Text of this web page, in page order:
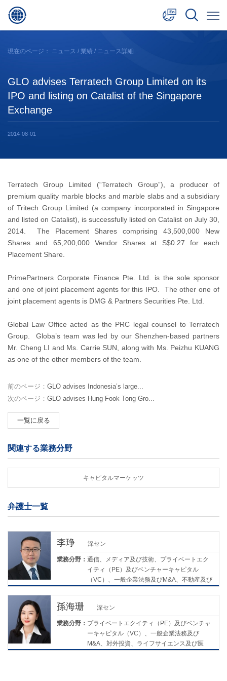
日本語
現在のページ： ニュース / 業績 / ニュース詳細
GLO advises Terratech Group Limited on its
IPO and listing on Catalist of the Singapore
Exchange
2014-08-01
Terratech Group Limited (“Terratech Group”), a producer of
premium quality marble blocks and marble slabs and a subsidiary
of Tritech Group Limited (a company incorporated in Singapore
and listed on Catalist), is successfully listed on Catalist on July 30,
2014. The Placement Shares comprising 43,500,000 New
Shares and 65,200,000 Vendor Shares at S$0.27 for each
Placement Share.
PrimePartners Corporate Finance Pte. Ltd. is the sole sponsor
and one of joint placement agents for this IPO. The other one of
joint placement agents is DMG & Partners Securities Pte. Ltd.
Global Law Office acted as the PRC legal counsel to Terratech
Group. Globa’s team was led by our Shenzhen-based partners
Mr. Cheng LI and Ms. Carrie SUN, along with Ms. Peizhu KUANG
as one of the other members of the team.
前のページ： GLO advises Indonesia’s large...
次のページ： GLO advises Hung Fook Tong Gro...
一覧に戻る
関連する業務分野
キャピタルマーケッツ
弁護士一覧
李琤 深セン
業務分野： 通信、メディア及び技術、プライベートエク
イティ（PE）及びベンチャーキャピタル
（VC）、一般企業法務及びM&A、不動産及び
孫海珊 深セン
業務分野： プライベートエクイティ（PE）及びベンチャ
ーキャピタル（VC）、一般企業法務及び
M&A、対外投資、ライフサイエンス及び医